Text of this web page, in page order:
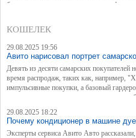
быстрее находить проверенных
КОШЕЛЕК
29.08.2025 19:56
Авито нарисовал портрет
Девять из десяти самарских
время распродаж, таких как, например,
импульсивные покупки, а базовый
результаты опроса, раскрывающего
29.08.2025 18:22
Почему кондиционер в машине
Эксперты сервиса Авито Авто